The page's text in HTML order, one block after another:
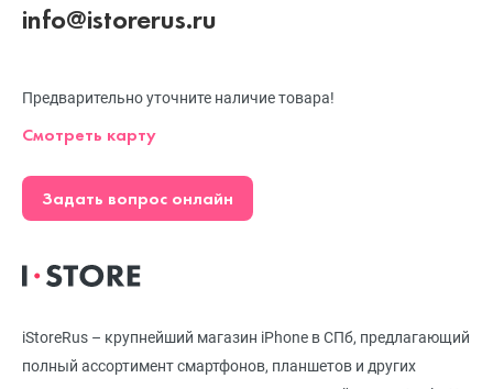
iStoreRus – крупнейший магазин iPhone в СПб, предлагающий
полный ассортимент смартфонов, планшетов и других
info@istorerus.ru
Предварительно уточните наличие товара!
Смотреть карту
Задать вопрос онлайн